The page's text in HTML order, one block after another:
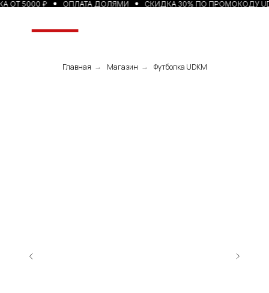
ОТ 5000 ₽ ОПЛАТА ДОЛЯМИ СКИДКА 30% ПО ПРОМОКОДУ
Главная → Магазин → Футболка UDKM